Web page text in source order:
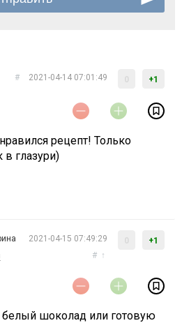
+1
2021-04-14 07:01:49
#
рецепт! Только
глазури)
+1
2021-04-15 07:49:29
# ↑
белый шоколад или готовую